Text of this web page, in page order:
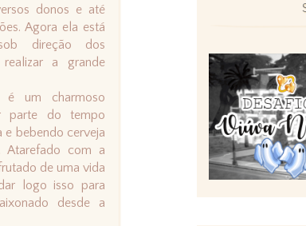
donos e até
Agora ela está
direção dos
a grande
é um charmoso
parte do tempo
e bebendo cerveja
Atarefado com a
de uma vida
logo isso para
desde a